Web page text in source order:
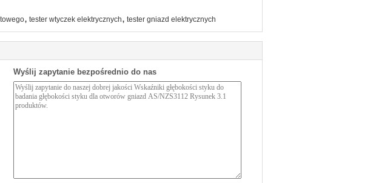
, tester wtyczek elektrycznych, tester gniazd elektrycznych
Wyślij zapytanie bezpośrednio do nas